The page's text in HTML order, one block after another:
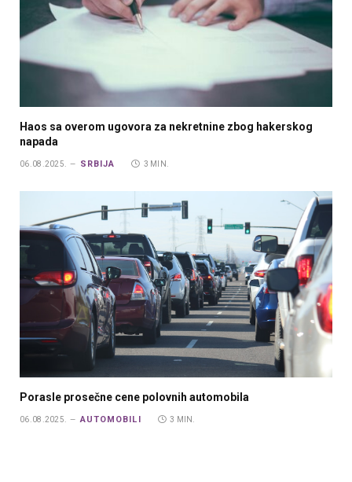
Haos sa overom ugovora za nekretnine zbog hakerskog
napada
06.08.2025. SRBIJA 3 MIN.
Porasle prosečne cene polovnih automobila
06.08.2025. AUTOMOBILI 3 MIN.